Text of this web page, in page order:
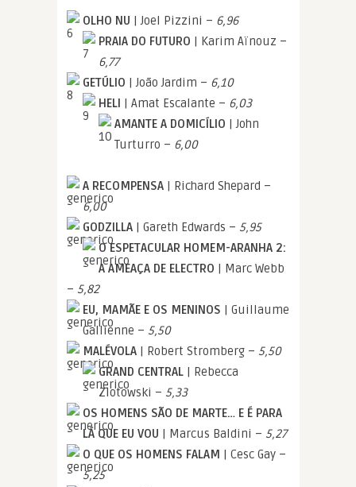
OLHO NU | Joel Pizzini – 6,96
PRAIA DO FUTURO | Karim Aïnouz –
6,77
GETÚLIO | João Jardim – 6,10
HELI | Amat Escalante – 6,03
AMANTE A DOMICÍLIO | John
Turturro – 6,00
A RECOMPENSA | Richard Shepard –
6,00
GODZILLA | Gareth Edwards – 5,95
O ESPETACULAR HOMEM-ARANHA 2:
A AMEAÇA DE ELECTRO | Marc Webb
– 5,82
EU, MAMÃE E OS MENINOS | Guillaume
Gallienne – 5,50
MALÉVOLA | Robert Stromberg – 5,50
GRAND CENTRAL | Rebecca
Zlotowski – 5,33
OS HOMENS SÃO DE MARTE… E É PARA
LÁ QUE EU VOU | Marcus Baldini – 5,27
O QUE OS HOMENS FALAM | Cesc Gay –
5,25